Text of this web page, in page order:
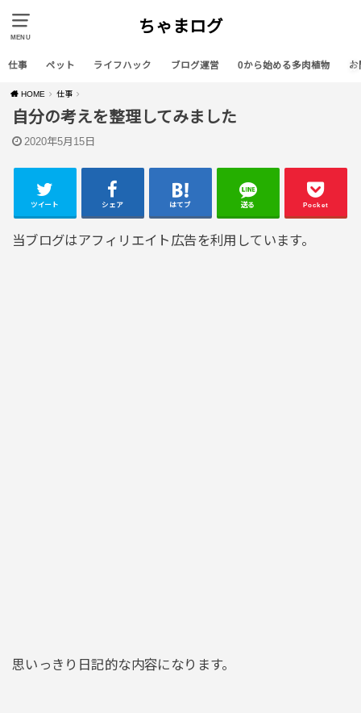
MENU
ちゃまログ
仕事 ペット ライフハック ブログ運営 0から始める多肉植物 お
HOME 仕事
自分の考えを整理してみました
2020年5月15日
ツイート シェア はてブ 送る Pocket
当ブログはアフィリエイト広告を利用しています。
思いっきり日記的な内容になります。